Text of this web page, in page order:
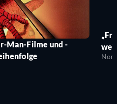
Man-Filme und -